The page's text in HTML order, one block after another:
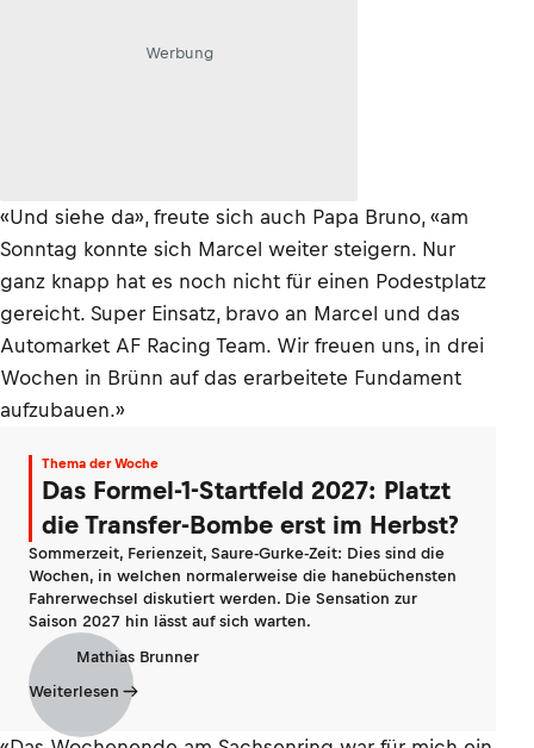
Werbung
«Und siehe da», freute sich auch Papa Bruno, «am
Sonntag konnte sich Marcel weiter steigern. Nur
ganz knapp hat es noch nicht für einen Podestplatz
gereicht. Super Einsatz, bravo an Marcel und das
Automarket AF Racing Team. Wir freuen uns, in drei
Wochen in Brünn auf das erarbeitete Fundament
aufzubauen.»
Thema der Woche
Das Formel-1-Startfeld 2027: Platzt
die Transfer-Bombe erst im Herbst?
Sommerzeit, Ferienzeit, Saure-Gurke-Zeit: Dies sind die
Wochen, in welchen normalerweise die hanebüchensten
Fahrerwechsel diskutiert werden. Die Sensation zur
Saison 2027 hin lässt auf sich warten.
Mathias Brunner
Weiterlesen